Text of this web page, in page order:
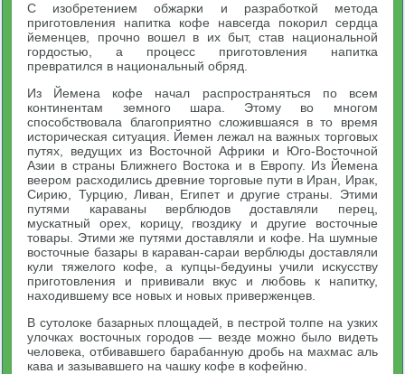
С изобретением обжарки и разработкой метода
приготовления напитка кофе навсегда покорил сердца
йеменцев, прочно вошел в их быт, став национальной
гордостью, а процесс приготовления напитка
превратился в национальный обряд.
Из Йемена кофе начал распространяться по всем
континентам земного шара. Этому во многом
способствовала благоприятно сложившаяся в то время
историческая ситуация. Йемен лежал на важных торговых
путях, ведущих из Восточной Африки и Юго-Восточной
Азии в страны Ближнего Востока и в Европу. Из Йемена
веером расходились древние торговые пути в Иран, Ирак,
Сирию, Турцию, Ливан, Египет и другие страны. Этими
путями караваны верблюдов доставляли перец,
мускатный орех, корицу, гвоздику и другие восточные
товары. Этими же путями доставляли и кофе. На шумные
восточные базары в караван-сараи верблюды доставляли
кули тяжелого кофе, а купцы-бедуины учили искусству
приготовления и прививали вкус и любовь к напитку,
находившему все новых и новых приверженцев.
В сутолоке базарных площадей, в пестрой толпе на узких
улочках восточных городов — везде можно было видеть
человека, отбивавшего барабанную дробь на махмас аль
кава и зазывавшего на чашку кофе в кофейню.